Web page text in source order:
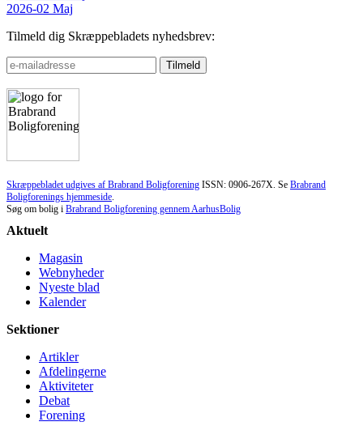
2026-02 Maj
Tilmeld dig Skræppebladets nyhedsbrev:
Skræppebladet udgives af Brabrand Boligforening ISSN: 0906-267X. Se Brabrand
Boligforenings hjemmeside
Søg om bolig i Brabrand Boligforening gennem AarhusBolig
Aktuelt
Magasin
Webnyheder
Nyeste blad
Kalender
Sektioner
Artikler
Afdelingerne
Aktiviteter
Debat
Forening